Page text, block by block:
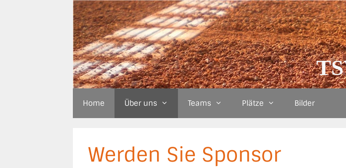
Home Über uns Teams Plätze Bilder
Werden Sie Sponsor